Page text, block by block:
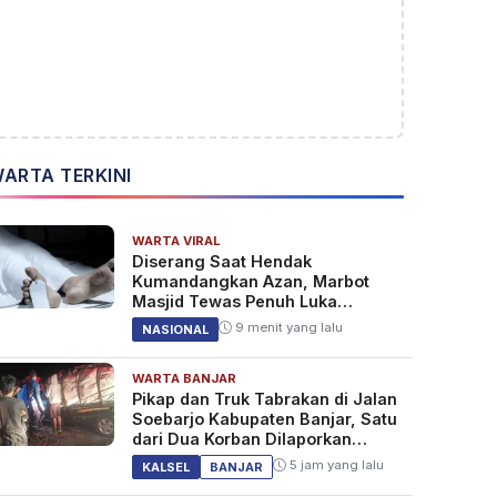
TERKINI
WARTA VIRAL
Diserang Saat Hendak
Kumandangkan Azan, Marbot
Masjid Tewas Penuh Luka
Sabetan Samurai
NASIONAL 9 menit yang lalu
WARTA BANJAR
Pikap dan Truk Tabrakan di Jalan
Soebarjo Kabupaten Banjar, Satu
dari Dua Korban Dilaporkan
Tewas
KALSEL BANJAR 5 jam yang lalu